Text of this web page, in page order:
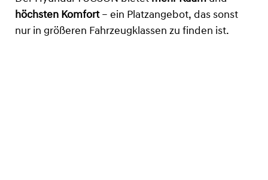
höchsten Komfort– ein Platzangebot, das sonst
nur in größeren Fahrzeugklassen zu finden ist.